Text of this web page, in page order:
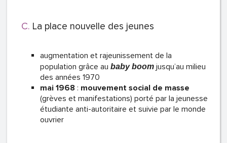
La place nouvelle des jeunes
augmentation et rajeunissement de la
population grâce au baby boom jusqu’au milieu
des années 1970
mai 1968 : mouvement social de masse
(grèves et manifestations) porté par la jeunesse
étudiante anti-autoritaire et suivie par le monde
ouvrier